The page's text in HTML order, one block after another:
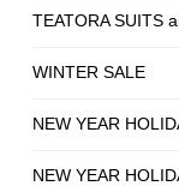
TEATORA SUITS
WINTER SALE
NEW YEAR
NEW YEAR